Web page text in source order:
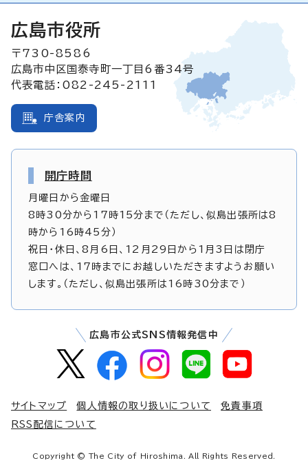
広島市役所
〒730-8586
広島市中区国泰寺町一丁目6番34号
代表電話：082-245-2111
庁舎案内
開庁時間
月曜日から金曜日
8時30分から17時15分まで（ただし、似島出張所は8
時から16時45分）
祝日・休日、8月6日、12月29日から1月3日は閉庁
窓口へは、17時までにお越しいただきますようお願い
します。（ただし、似島出張所は16時30分まで）
広島市公式SNS情報発信中
サイトマップ 個人情報の取り扱いについて
免責事項
RSS配信について
Copyright © The City of Hiroshima. All Rights Reserved.